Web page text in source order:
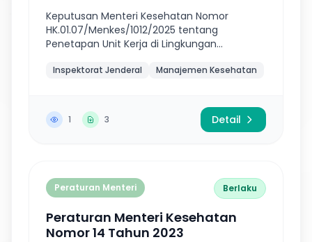
Keputusan Menteri Kesehatan Nomor
HK.01.07/Menkes/1012/2025 tentang
Penetapan Unit Kerja di Lingkungan
Memenuhi Persyaratan Predikat Menuju
Inspektorat Jenderal Manajemen Kesehatan
1 3 Detail
Peraturan Menteri Berlaku
Peraturan Menteri Kesehatan
Nomor 14 Tahun 2023